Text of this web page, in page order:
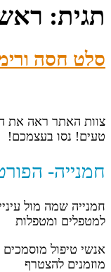
תגית:
סלט חסה
צוות האתר ראה את
טעים! נסו בעצמכם!
חמנייה-
חמנייה שמה מול
למטפלים ומטפלות
אנשי טיפול מוסמכים
מוזמנים להצטרף